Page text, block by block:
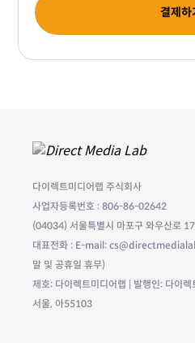
결제하
다이렉트미디어랩 주식회사
사업자등록번호 : 806-86-02642
(04034) 서울특별시 마포구 와우산로
대표전화 : E-mail:
말 및 공휴일 휴무)
제호: 다이렉트미디어랩 | 발행인: 다이
서울, 아55103